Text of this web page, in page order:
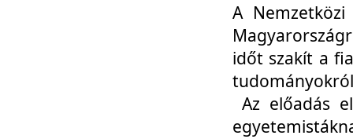
A
időt szakít a
Az előadás